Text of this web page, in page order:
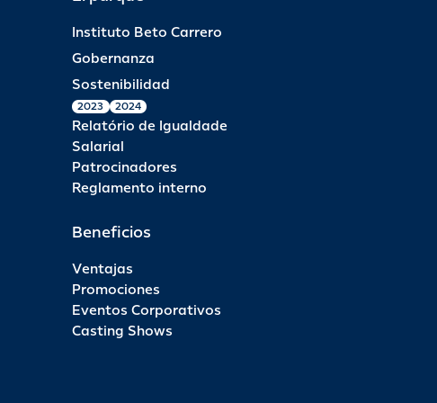
Instituto Beto Carrero
Gobernanza
Sostenibilidad
2023 2024
Relatório de Igualdade
Salarial
Patrocinadores
Reglamento interno
Beneficios
Ventajas
Promociones
Eventos Corporativos
Casting Shows